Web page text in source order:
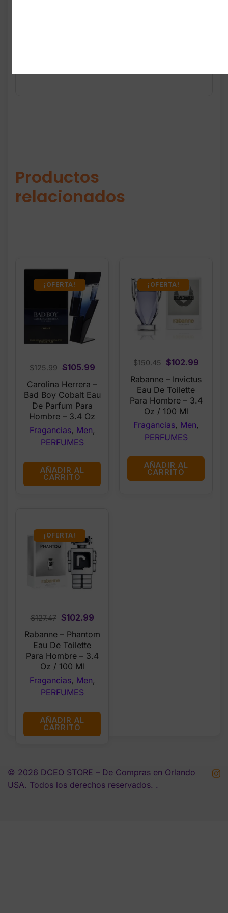
Productos
relacionados
¡OFERTA!
$125.99
Original
price
was:
$125.99.
$105.99Current
is:
Carolina Herrera –
Bad Boy Cobalt Eau
De Parfum Para
Hombre – 3.4 Oz
Fragancias, Men,
PERFUMES
AÑADIR AL
CARRITO
¡OFERTA!
$150.45
Original
price
was:
$150.45.
$102.99
Rabanne – Invictus
Eau De Toilette
Para Hombre – 3.4
Oz / 100 Ml
Fragancias, Men,
PERFUMES
AÑADIR AL
CARRITO
¡OFERTA!
$127.47
Original
price
was:
$127.47.
$102.99Current
$102.99.
Rabanne – Phantom
Eau De Toilette
Para Hombre – 3.4
Oz / 100 Ml
Fragancias, Men,
PERFUMES
AÑADIR AL
CARRITO
© 2026 DCEO STORE – De Compras en Orlando
USA. Todos los derechos reservados. .